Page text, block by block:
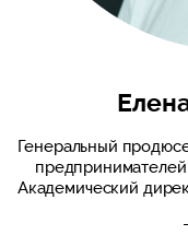
Генеральный
Академический